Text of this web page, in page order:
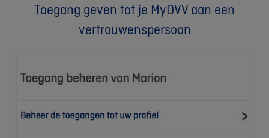
Toegang geven tot je MyDVV aan een
vertrouwenspersoon